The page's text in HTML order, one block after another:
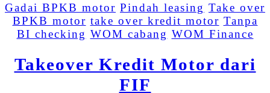
Gadai BPKB motor Pindah leasing Take over
BPKB motor take over kredit motor Tanpa
BI checking WOM cabang WOM Finance
Takeover Kredit Motor dari
FIF